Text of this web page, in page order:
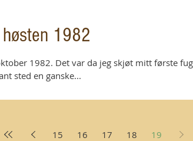
1982
1982. Det var da jeg skjøt mitt første
sted en ganske...
15 16 17 18 19